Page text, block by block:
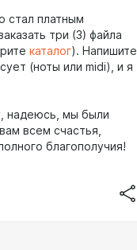
стал платным
три (3) файла
каталог). Напишите
(ноты или midi), и я
надеюсь, мы были
всем счастья,
благополучия!